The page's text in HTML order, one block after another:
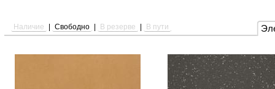
Наличие Свободно В резерве В пути